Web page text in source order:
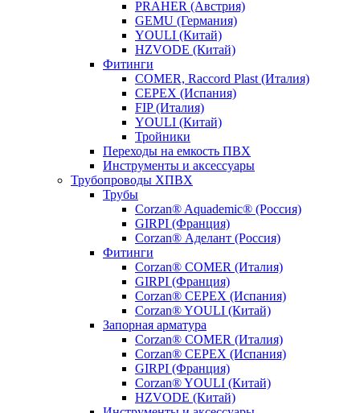
PRAHER (Австрия)
GEMU (Германия)
YOULI (Китай)
HZVODE (Китай)
Фитинги
COMER, Raccord Plast (Италия)
CEPEX (Испания)
FIP (Италия)
YOULI (Китай)
Тройники
Переходы на емкость ПВХ
Инструменты и аксессуары
Трубопроводы ХПВХ
Трубы
Corzan® Aquademic® (Россия)
GIRPI (Франция)
Corzan® Аделант (Россия)
Фитинги
Corzan® COMER (Италия)
GIRPI (Франция)
Corzan® CEPEX (Испания)
Corzan® YOULI (Китай)
Запорная арматура
Corzan® COMER (Италия)
Corzan® CEPEX (Испания)
GIRPI (Франция)
Corzan® YOULI (Китай)
HZVODE (Китай)